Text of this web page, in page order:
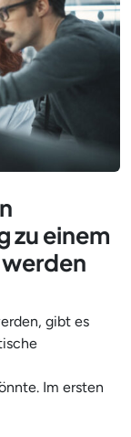
zu einem
gibt es
Im ersten